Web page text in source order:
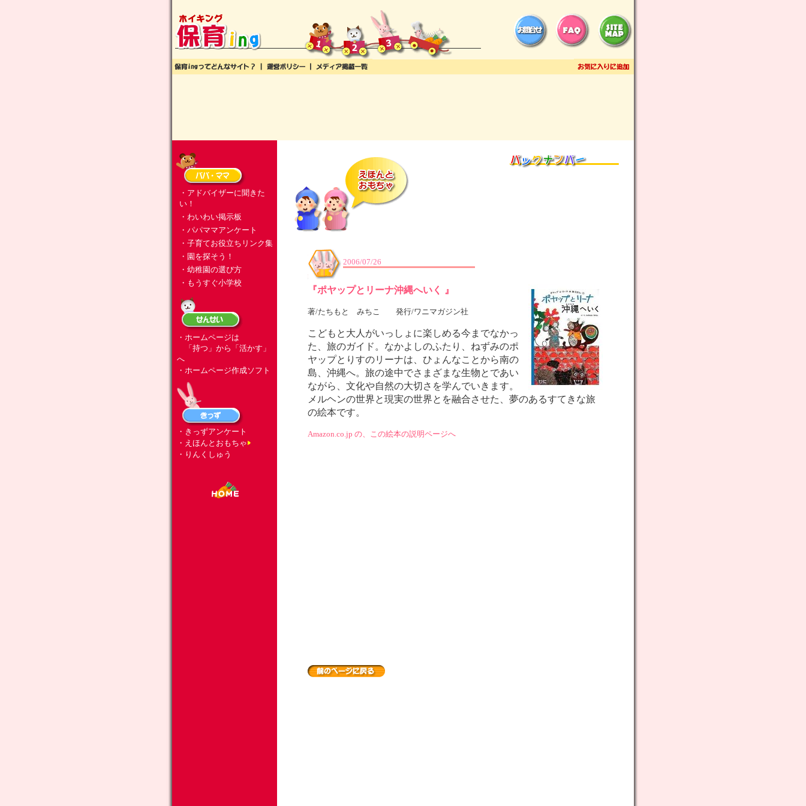
・アドバイザーに聞きた
い！
・わいわい掲示板
・パパママアンケート
・子育てお役立ちリンク集
・園を探そう！
・幼稚園の選び方
・もうすぐ小学校
・ホームページは
「持つ」から「活かす」
へ
・ホームページ作成ソフト
・きっずアンケート
・えほんとおもちゃ
・りんくしゅう
2006/07/26
『ポヤップとリーナ沖縄へいく 』
著/たちもと みちこ 発行/ワニマガジン社
こどもと大人がいっしょに楽しめる今までなかっ
た、旅のガイド。なかよしのふたり、ねずみのポ
ヤップとりすのリーナは、ひょんなことから南の
島、沖縄へ。旅の途中でさまざまな生物とであい
ながら、文化や自然の大切さを学んでいきます。
メルヘンの世界と現実の世界とを融合させた、夢のあるすてきな旅
の絵本です。
Amazon.co.jp の、この絵本の説明ページへ